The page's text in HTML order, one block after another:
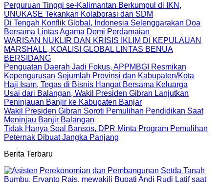
Perguruan Tinggi se-Kalimantan Berkumpul di IKN,
UNUKASE Tekankan Kolaborasi dan SDM
Di Tengah Konflik Global, Indonesia Selenggarakan Doa
Bersama Lintas Agama Demi Perdamaian
WARISAN NUKLIR DAN KRISIS IKLIM DI KEPULAUAN
MARSHALL, KOALISI GLOBAL LINTAS BENUA
BERSIDANG
Penguatan Daerah Jadi Fokus, APPMBGI Resmikan
Kepengurusan Sejumlah Provinsi dan Kabupaten/Kota
Haji Isam, Tegas di Bisnis Hangat Bersama Keluarga
Usai dari Balangan, Wakil Presiden Gibran Lanjutkan
Peninjauan Banjir ke Kabupaten Banjar
Wakil Presiden Gibran Soroti Pemulihan Pendidikan Saat
Meninjau Banjir Balangan
Tidak Hanya Soal Bansos, DPR Minta Program Pemulihan
Peternak Dibuat Jangka Panjang
Berita Terbaru